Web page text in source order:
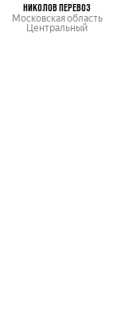
НИКОЛОВ ПЕРЕВОЗ
Московская область
Центральный